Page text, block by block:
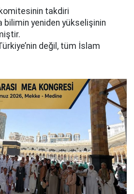
takdiri
bilimin yeniden yükselişinin
değil, tüm İslam